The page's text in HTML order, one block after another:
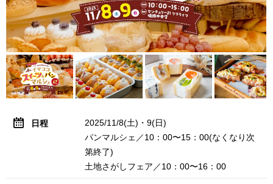
日程
2025/11/8(土)・9(日)
パンマルシェ／10：00〜15：00(なくなり次
第終了)
土地さがしフェア／10：00〜16：00